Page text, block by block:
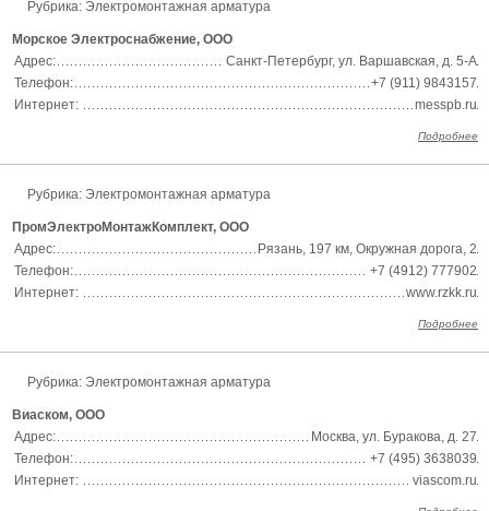
Рубрика: Электромонтажная арматура
Морское Электроснабжение, ООО
Адрес:
Санкт-Петербург, ул. Варшавская, д. 5-А
Телефон:
+7 (911) 9843157
Интернет:
messpb.ru
Подробнее
Рубрика: Электромонтажная арматура
ПромЭлектроМонтажКомплект, ООО
Адрес:
Рязань, 197 км, Окружная дорога, 2
Телефон:
+7 (4912) 777902
Интернет:
www.rzkk.ru
Подробнее
Рубрика: Электромонтажная арматура
Виаском, ООО
Адрес:
Москва, ул. Буракова, д. 27
Телефон:
+7 (495) 3638039
Интернет:
viascom.ru